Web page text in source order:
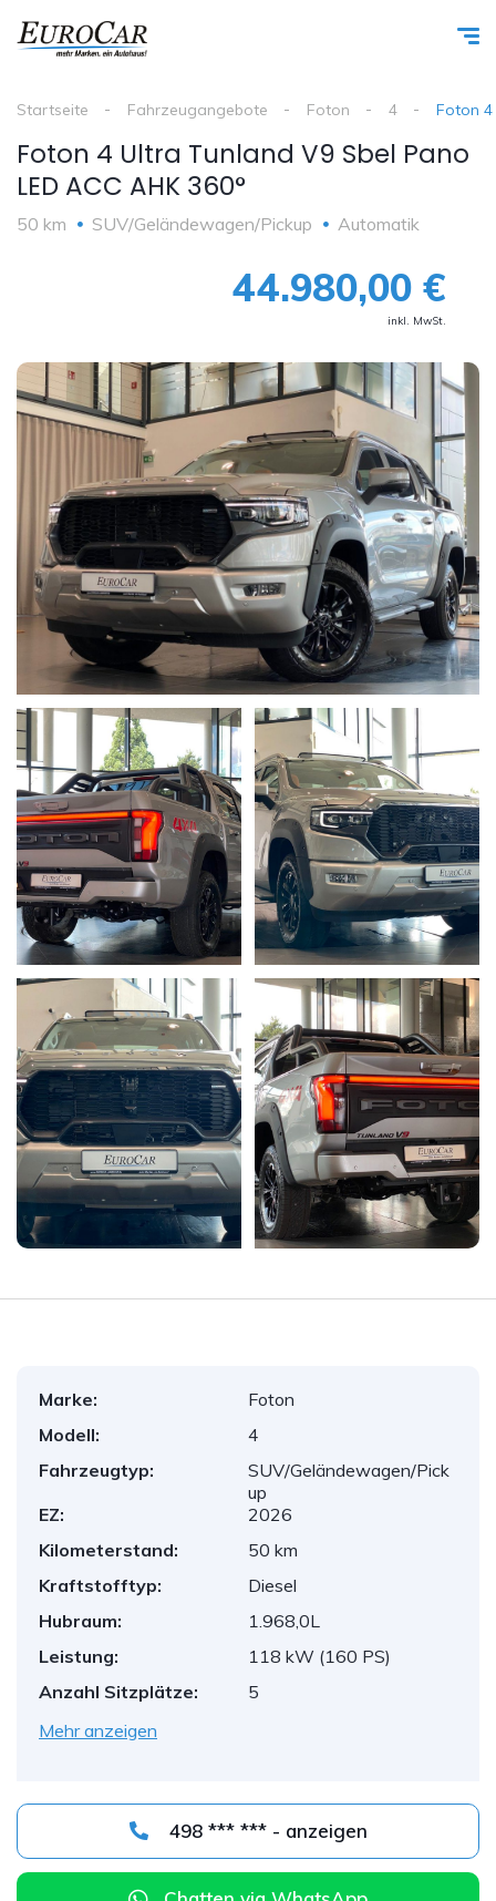
Startseite Fahrzeugangebote Foton 4 Foton 4
Foton 4 Ultra Tunland V9 Sbel Pano
LED ACC AHK 360°
50 km SUV/Geländewagen/Pickup Automatik
44.980,00 €
inkl. MwSt.
Marke:
Foton
Modell:
4
Fahrzeugtyp:
SUV/Geländewagen/Pick
up
EZ:
2026
Kilometerstand:
50 km
Kraftstofftyp:
Diesel
Hubraum:
1.968,0L
Leistung:
118 kW (160 PS)
Anzahl Sitzplätze:
5
Mehr anzeigen
498 *** *** - anzeigen